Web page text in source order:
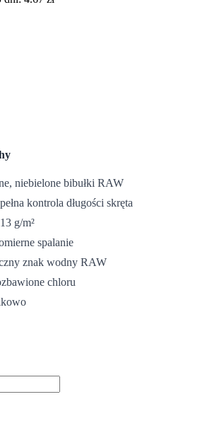
niebielone bibułki RAW
kontrola długości skręta
g/m²
spalanie
znak wodny RAW
chloru